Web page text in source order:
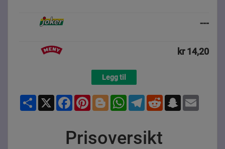
---
kr 14,20
Legg til
Share X FacebookPinterestBloggerWhatsAppTelegramReddit Snapchat
Prisoversikt